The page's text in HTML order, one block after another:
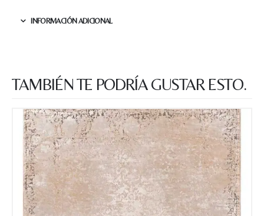
INFORMACIÓN ADICIONAL
TAMBIÉN TE PODRÍA GUSTAR ESTO.